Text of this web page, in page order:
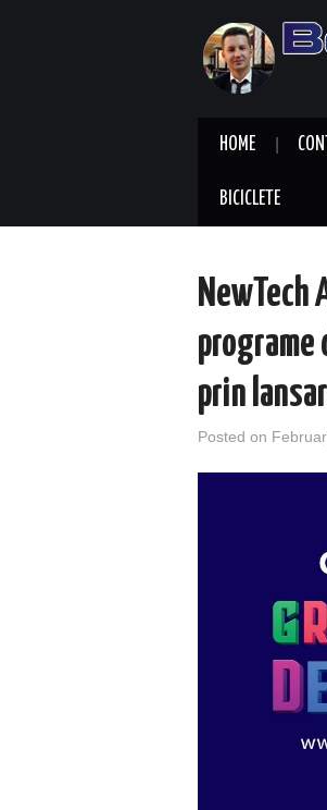
HOME
BICICLETE
programe
prin
Posted on